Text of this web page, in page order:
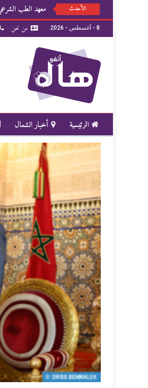
الأحدث معهد الطب الشرعي
8 - أغسطس - 2026 من نحن
الرئيسية أخبار الشمال